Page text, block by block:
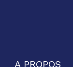
A PROPOS